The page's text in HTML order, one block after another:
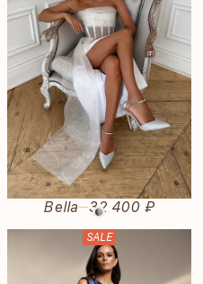
Bella—32 400 ₽
SALE